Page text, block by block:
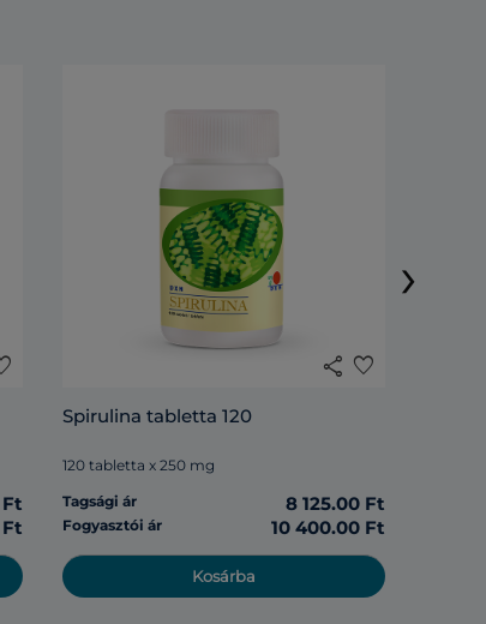
Ft
Ft
share favorite
Spirulina tabletta 120
120 tabletta x 250 mg
Tagsági ár
8 125.00 Ft
Fogyasztói ár 10 400.00 Ft
Kosárba
›